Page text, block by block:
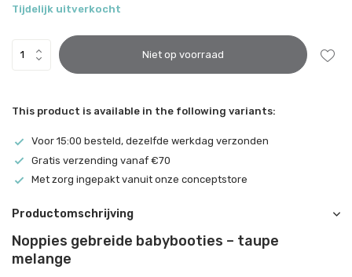
Tijdelijk uitverkocht
Niet op voorraad
This product is available in the following variants:
Voor 15:00 besteld, dezelfde werkdag verzonden
Gratis verzending vanaf €70
Met zorg ingepakt vanuit onze conceptstore
Productomschrijving
Noppies gebreide babybooties – taupe
melange